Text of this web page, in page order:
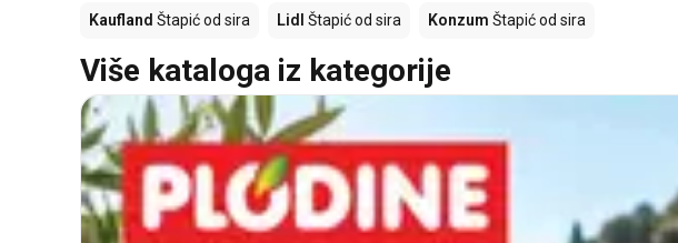
Kaufland Štapić od sira Lidl Štapić od sira Konzum Štapić od sira
Više kataloga iz kategorije